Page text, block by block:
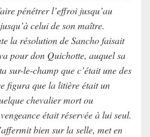
pénétrer l’effroi jusqu’au
celui de son maître.
la résolution de Sancho faisait
pour don Quichotte, auquel sa
sur-le-champ que c’était une des
figura que la litière était un
chevalier mort ou
était réservée à lui seul.
bien sur la selle, met en